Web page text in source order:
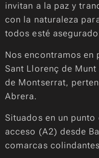
invitan a la paz y
con la naturaleza
todos esté
Nos encontramos
Sant Llorenç de
de Montserrat,
Abrera.
Situados en un
acceso (A2) desde
comarcas